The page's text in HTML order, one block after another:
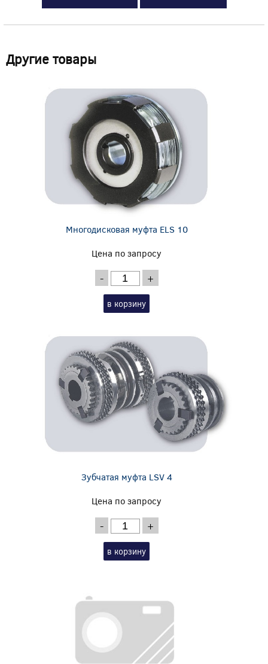
Другие товары
Многодисковая муфта ELS 10
Цена по запросу
- +
в корзину
Зубчатая муфта LSV 4
Цена по запросу
- +
в корзину